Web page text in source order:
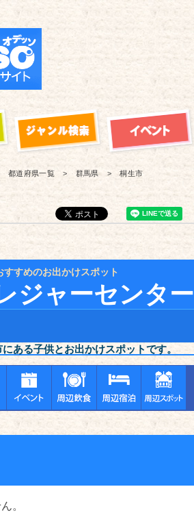
都道府県一覧 群馬県
桐生市
すすめのお出かけスポット
ジャーセンター
ある子供とお出かけスポットです。
。